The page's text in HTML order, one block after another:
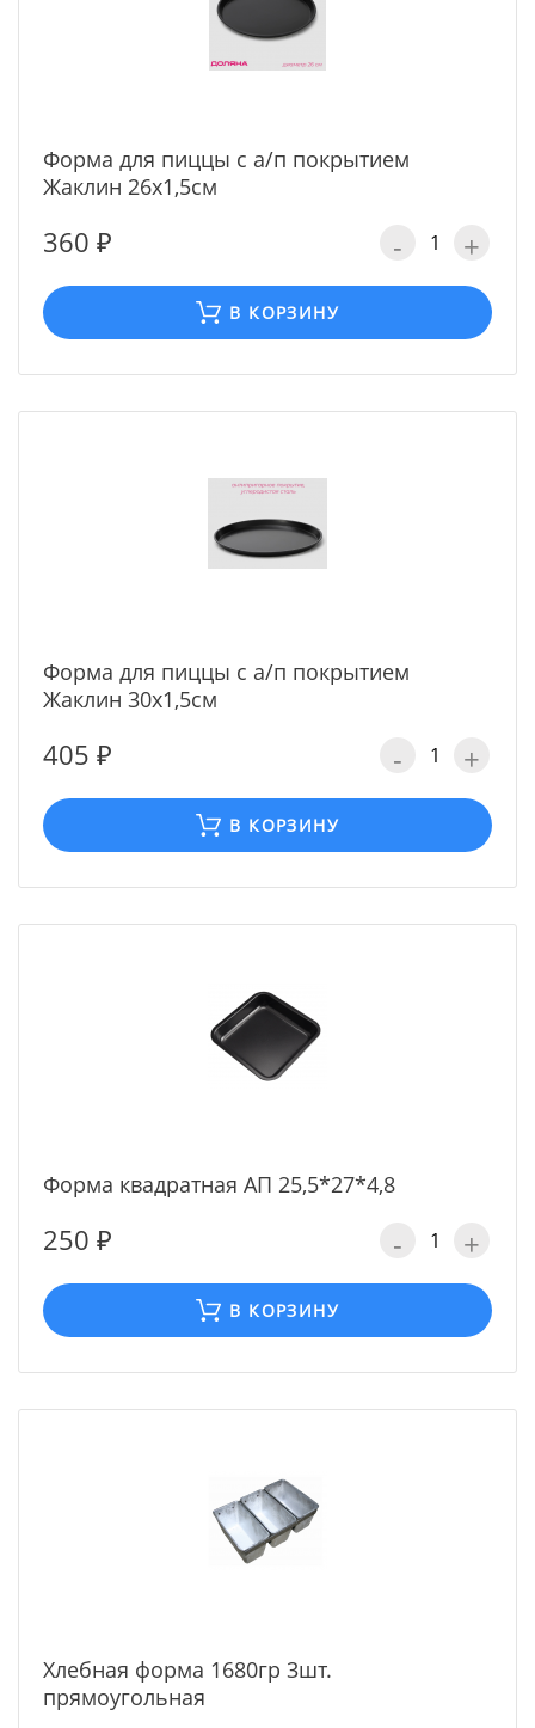
Форма для пиццы с а/п покрытием
Жаклин 26х1,5см
360 ₽ - +
В КОРЗИНУ
Форма для пиццы с а/п покрытием
Жаклин 30х1,5см
405 ₽ - +
В КОРЗИНУ
Форма квадратная АП 25,5*27*4,8
250 ₽ - +
В КОРЗИНУ
Хлебная форма 1680гр 3шт.
прямоугольная